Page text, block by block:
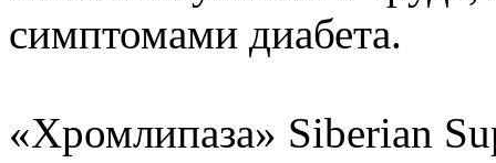
симптомами диабета.
«Хромлипаза» Siberian